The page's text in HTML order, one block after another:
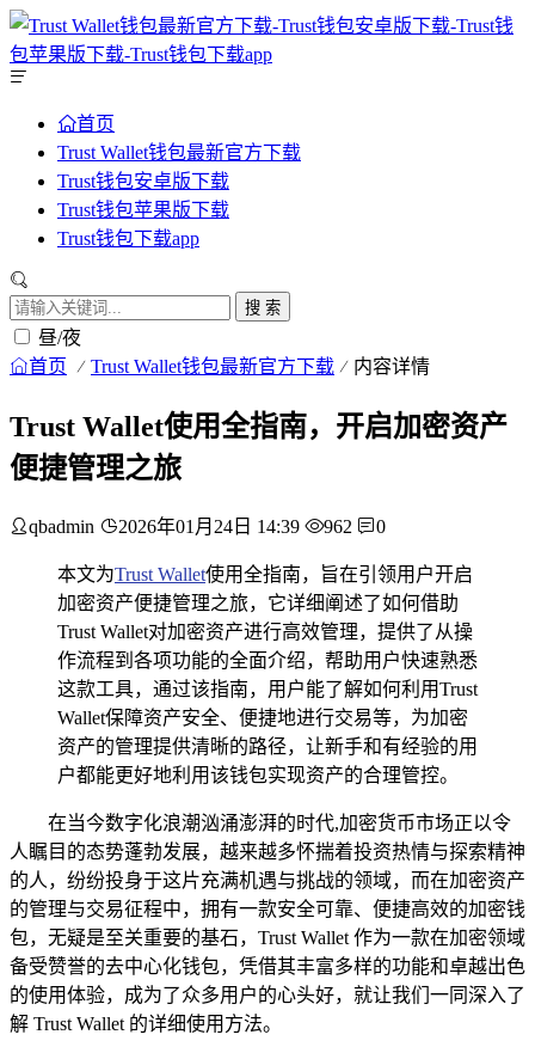
首页
Trust Wallet钱包最新官方下载
Trust钱包安卓版下载
Trust钱包苹果版下载
Trust钱包下载app
搜 索
昼/夜
首页 Trust Wallet钱包最新官方下载 内容详情
Trust Wallet使用全指南，开启加密资产
便捷管理之旅
qbadmin 2026年01月24日 14:39 962 0
本文为Trust Wallet使用全指南，旨在引领用户开启
加密资产便捷管理之旅，它详细阐述了如何借助
Trust Wallet对加密资产进行高效管理，提供了从操
作流程到各项功能的全面介绍，帮助用户快速熟悉
这款工具，通过该指南，用户能了解如何利用Trust
Wallet保障资产安全、便捷地进行交易等，为加密
资产的管理提供清晰的路径，让新手和有经验的用
户都能更好地利用该钱包实现资产的合理管控。
在当今数字化浪潮汹涌澎湃的时代,加密货币市场正以令
人瞩目的态势蓬勃发展，越来越多怀揣着投资热情与探索精神
的人，纷纷投身于这片充满机遇与挑战的领域，而在加密资产
的管理与交易征程中，拥有一款安全可靠、便捷高效的加密钱
包，无疑是至关重要的基石，Trust Wallet 作为一款在加密领域
备受赞誉的去中心化钱包，凭借其丰富多样的功能和卓越出色
的使用体验，成为了众多用户的心头好，就让我们一同深入了
解 Trust Wallet 的详细使用方法。